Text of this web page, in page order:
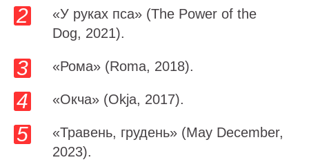
«У руках пса» (The Power of the
Dog, 2021).
«Рома» (Roma, 2018).
«Окча» (Okja, 2017).
«Травень, грудень» (May December,
2023).